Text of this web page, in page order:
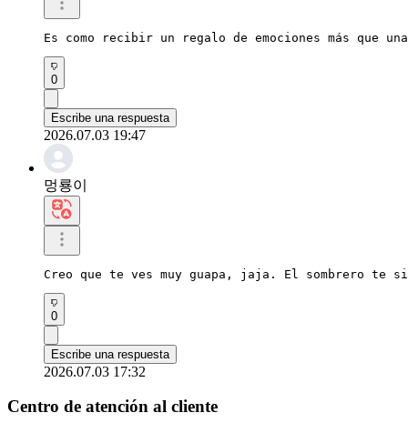
Es como recibir un regalo de emociones más que
0
Escribe una respuesta
2026.07.03 19:47
멍룡이
Creo que te ves muy guapa, jaja. El sombrero te
0
Escribe una respuesta
2026.07.03 17:32
Centro de atención al cliente